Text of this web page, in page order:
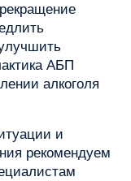
АБП
алкоголя
и
рекомендуем